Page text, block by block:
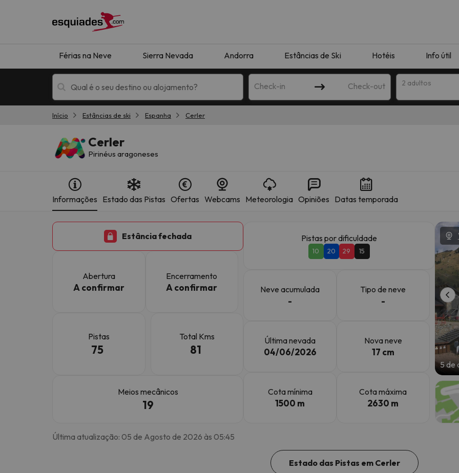
Férias na Neve Sierra Nevada Andorra Estâncias de Ski Hotéis Info útil
Check-in Check-out 2 adultos
Bem, parece que o nosso Seeker perdeu o seu caminho. Assim que encontrar a sua bússola, estará de volta.
Início Estâncias de ski Espanha Cerler
Cerler
Pirinéus aragoneses
Informações Estado das Pistas Ofertas Webcams Meteorologia Opiniões Datas temporada
Estância fechada
Abertura
A confirmar
Encerramento
A confirmar
Pistas
75
Total Kms
81
Meios mecânicos
19
Pistas por dificuldade
10 20 29 15
Neve acumulada
-
Tipo de neve
-
Última nevada
04/06/2026
Nova neve
17 cm
Cota mínima
1500 m
Cota máxima
2630 m
5 de
Última atualização: 05 de Agosto de 2026 às 05:45
Estado das Pistas em Cerler